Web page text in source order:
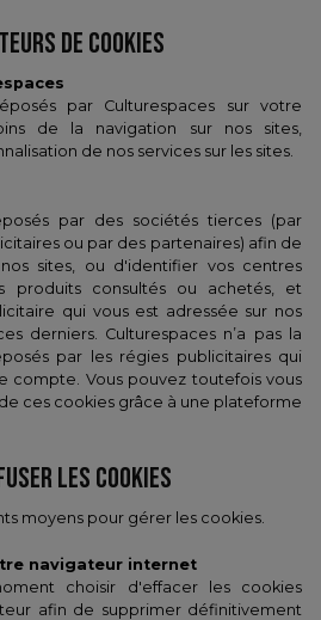
DE COOKIES
par Culturespaces sur votre
de la navigation sur nos sites,
de nos services sur les sites.
par des sociétés tierces (par
ou par des partenaires) afin de
sites, ou d'identifier vos centres
produits consultés ou achetés, et
qui vous est adressée sur nos
derniers. Culturespaces n’a pas la
par les régies publicitaires qui
compte. Vous pouvez toutefois vous
ces cookies grâce à une plateforme
LES COOKIES
moyens pour gérer les cookies.
navigateur internet
choisir d'effacer les cookies
afin de supprimer définitivement